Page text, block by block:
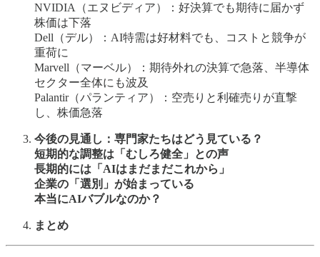
NVIDIA（エヌビディア）：好決算でも期待に届かず
株価は下落
Dell（デル）：AI特需は好材料でも、コストと競争が
重荷に
Marvell（マーベル）：期待外れの決算で急落、半導体
セクター全体にも波及
Palantir（パランティア）：空売りと利確売りが直撃
し、株価急落
今後の見通し：専門家たちはどう見ている？
短期的な調整は「むしろ健全」との声
長期的には「AIはまだまだこれから」
企業の「選別」が始まっている
本当にAIバブルなのか？
まとめ